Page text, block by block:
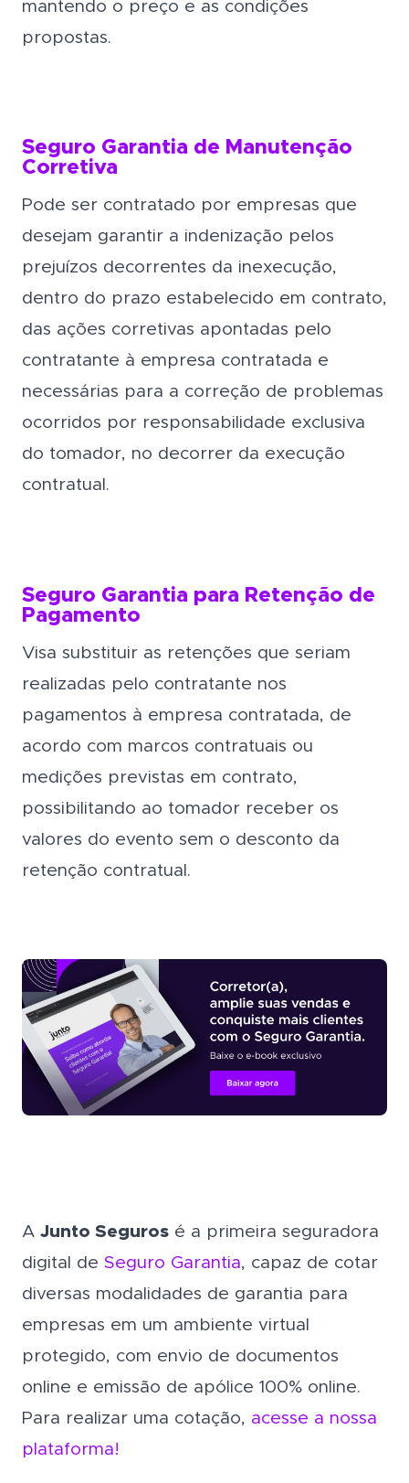
mantendo o preço e as condições
propostas.
Seguro Garantia de Manutenção
Corretiva
Pode ser contratado por empresas que
desejam garantir a indenização pelos
prejuízos decorrentes da inexecução,
dentro do prazo estabelecido em contrato,
das ações corretivas apontadas pelo
contratante à empresa contratada e
necessárias para a correção de problemas
ocorridos por responsabilidade exclusiva
do tomador, no decorrer da execução
contratual.
Seguro Garantia para Retenção de
Pagamento
Visa substituir as retenções que seriam
realizadas pelo contratante nos
pagamentos à empresa contratada, de
acordo com marcos contratuais ou
medições previstas em contrato,
possibilitando ao tomador receber os
valores do evento sem o desconto da
retenção contratual.
A Junto Seguros é a primeira seguradora
digital de Seguro Garantia, capaz de cotar
diversas modalidades de garantia para
empresas em um ambiente virtual
protegido, com envio de documentos
online e emissão de apólice 100% online.
Para realizar uma cotação, acesse a nossa
plataforma!